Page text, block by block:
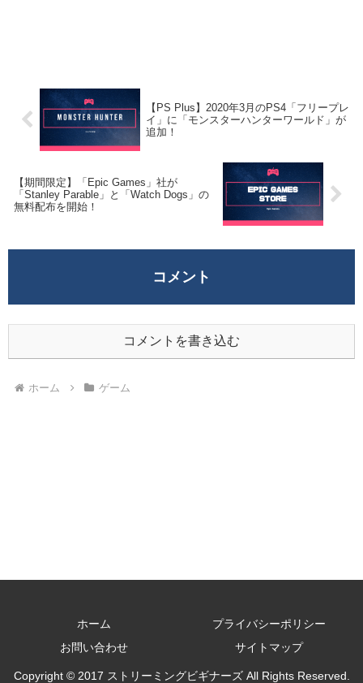
【PS Plus】2020年3月のPS4「フリープレ
イ」に「モンスターハンターワールド」が
追加！
【期間限定】「Epic Games」社が
「Stanley Parable」と「Watch Dogs」の
無料配布を開始！
コメント
コメントを書き込む
ホーム ゲーム
ホーム
プライバシーポリシー
お問い合わせ
サイトマップ
Copyright © 2017 ストリーミングビギナーズ All Rights Reserved.